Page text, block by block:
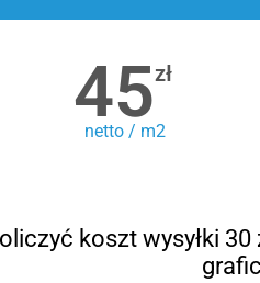
45zł
netto / m2
koszt wysyłki